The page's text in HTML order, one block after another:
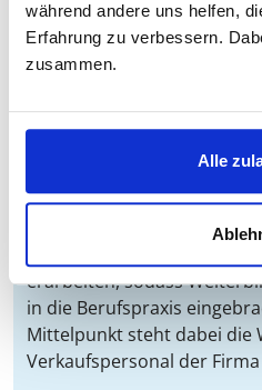
während andere uns helfen,
Erfahrung zu verbessern.
zusammen.
Alle
1a. Ausgangslage: Immer
fordern die Weiterbildung
häufig werden die neu
angewendet.
1b. Zielsetzung:Ziel dieser
einen Leitfaden für den
erarbeiten, sodass
in die Berufspraxis
Mittelpunkt steht dabei die
Verkaufspersonal der Firma